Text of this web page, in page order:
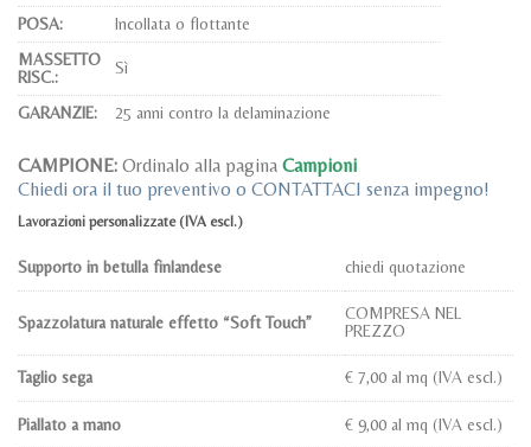
POSA:
Incollata o flottante
MASSETTO
RISC.:
Sì
GARANZIE: 25 anni contro la delaminazione
CAMPIONE: Ordinalo alla pagina Campioni
Chiedi ora il tuo preventivo o CONTATTACI senza impegno!
Lavorazioni personalizzate (IVA escl.)
Supporto in betulla finlandese chiedi quotazione
Spazzolatura naturale effetto “Soft Touch”
COMPRESA NEL
PREZZO
Taglio sega € 7,00 al mq (IVA escl.)
Piallato a mano € 9,00 al mq (IVA escl.)